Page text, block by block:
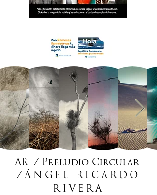
AR / Preludio Circular
/ÁNGEL RICARDO
RIVERA